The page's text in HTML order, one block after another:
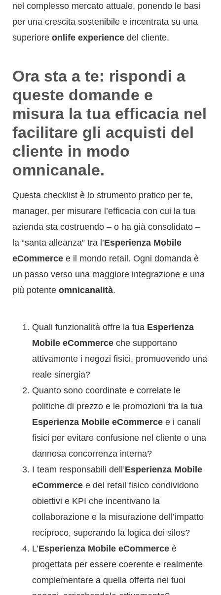
nel complesso mercato attuale, ponendo le basi
per una crescita sostenibile e incentrata su una
superiore onlife experience del cliente.
Ora sta a te: rispondi a
queste domande e
misura la tua efficacia nel
facilitare gli acquisti del
cliente in modo
omnicanale.
Questa checklist è lo strumento pratico per te,
manager, per misurare l’efficacia con cui la tua
azienda sta costruendo – o ha già consolidato –
la “santa alleanza” tra l’Esperienza Mobile
eCommerce e il mondo retail. Ogni domanda è
un passo verso una maggiore integrazione e una
più potente omnicanalità.
Quali funzionalità offre la tua Esperienza
Mobile eCommerce che supportano
attivamente i negozi fisici, promuovendo una
reale sinergia?
Quanto sono coordinate e correlate le
politiche di prezzo e le promozioni tra la tua
Esperienza Mobile eCommerce e i canali
fisici per evitare confusione nel cliente o una
dannosa concorrenza interna?
I team responsabili dell’Esperienza Mobile
eCommerce e del retail fisico condividono
obiettivi e KPI che incentivano la
collaborazione e la misurazione dell’impatto
reciproco, superando la logica dei silos?
L’Esperienza Mobile eCommerce è
progettata per essere coerente e realmente
complementare a quella offerta nei tuoi